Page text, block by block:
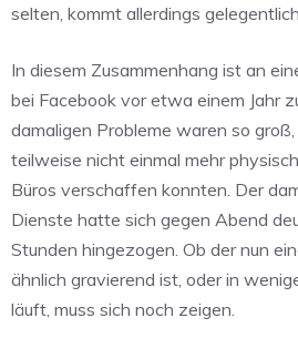
selten, kommt allerdings
In diesem Zusammenhang ist an
bei Facebook vor etwa einem Jahr
damaligen Probleme waren so
teilweise nicht einmal mehr
Büros verschaffen konnten. Der
Dienste hatte sich gegen Abend
Stunden hingezogen. Ob der nun
ähnlich gravierend ist, oder in
läuft, muss sich noch zeigen.